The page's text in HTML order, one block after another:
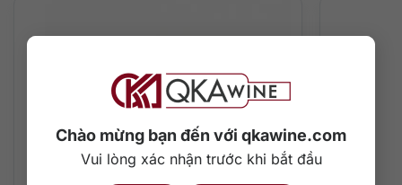
Chào mừng bạn đến với qkawine.com
Vui lòng xác nhận trước khi bắt đầu
Cách thưởng thức: Uống nguyên chất, thêm đá viên, pha
Mô tả hương vị rượu
The San-In Blended là một dòng whisky pha trộn êm dịu,